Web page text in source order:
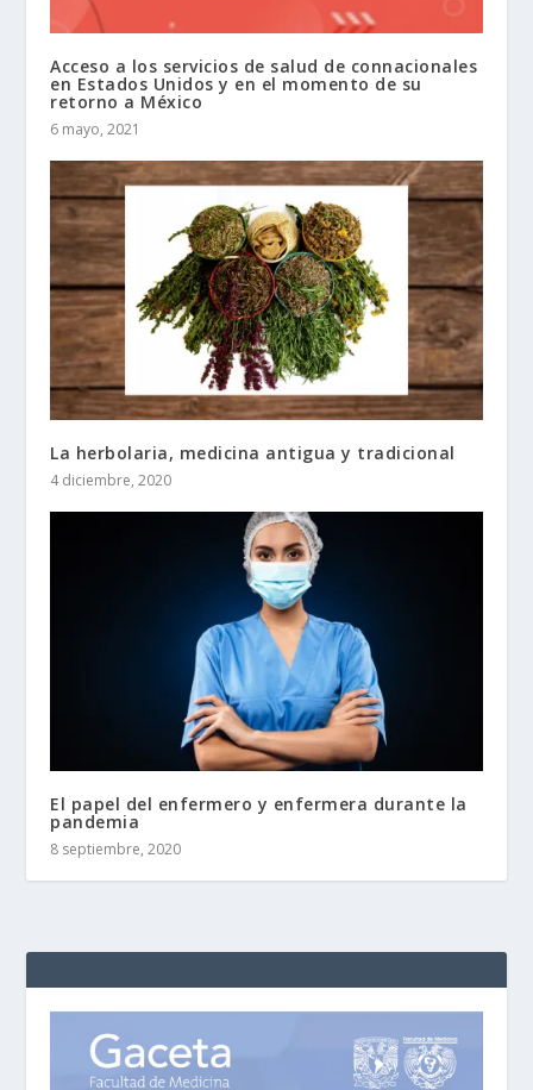
Acceso a los servicios de salud de connacionales
en Estados Unidos y en el momento de su
retorno a México
6 mayo, 2021
La herbolaria, medicina antigua y tradicional
4 diciembre, 2020
El papel del enfermero y enfermera durante la
pandemia
8 septiembre, 2020